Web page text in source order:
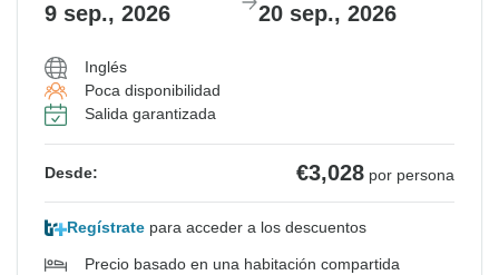
9 sep., 2026 20 sep., 2026
Inglés
Poca disponibilidad
Salida garantizada
Desde: €3,028 por persona
Regístrate para acceder a los descuentos
Precio basado en una habitación compartida